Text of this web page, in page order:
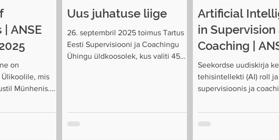
ANSE
on
Ülikoolile, mis
Münhenis.
võimaluste
Uus juhatuse liige
26. septembril 2025 toimus Tartus
Eesti Supervisiooni ja Coachingu
Ühingu üldkoosolek, kus valiti 45
Põldma, Kati Lõbu ja Kaido Koppel.
kelle peamine roll on seista ESCÜ
Artificial
in Supervision
Coaching |
Journal
Seekordse uudiskirja
tehisintellekti (AI) roll
supervisioonis ja